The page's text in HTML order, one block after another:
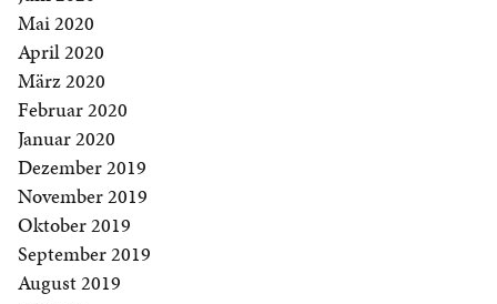
Mai 2020
April 2020
März 2020
Februar 2020
Januar 2020
Dezember 2019
November 2019
Oktober 2019
September 2019
August 2019